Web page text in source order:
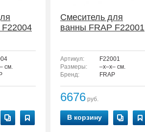
см.
Смеситель для
ванны FRAP F22001
Артикул:
F22001
Размеры:
–x–x– см.
Бренд:
FRAP
6676 руб.
В корзину